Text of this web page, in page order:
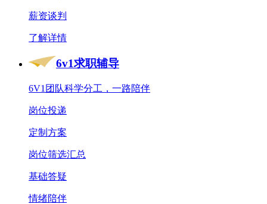
薪资谈判
了解详情
6v1求职辅导
6V1团队科学分工，一路陪伴
岗位投递
定制方案
岗位筛选汇总
基础答疑
情绪陪伴